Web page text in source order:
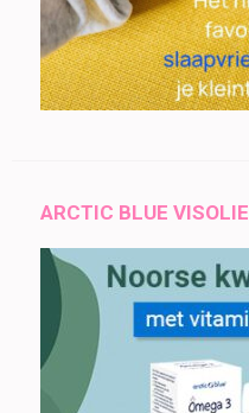
ARCTIC BLUE VISOLIE